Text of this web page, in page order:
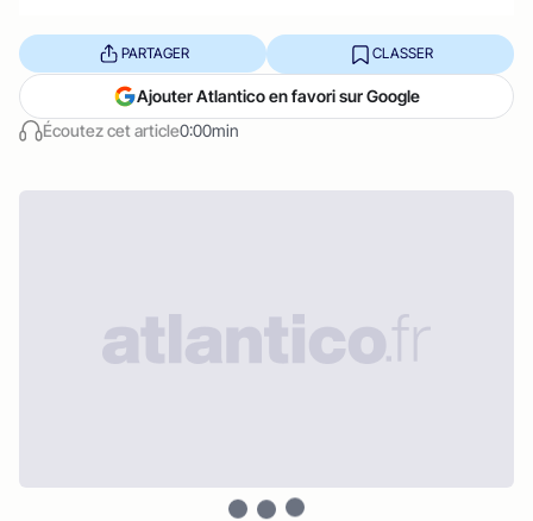
Écoutez cet article0:00min
PARTAGER CLASSER
Ajouter Atlantico en favori sur Google